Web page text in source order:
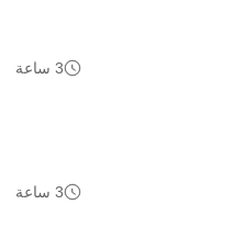
3 ساعة
3 ساعة